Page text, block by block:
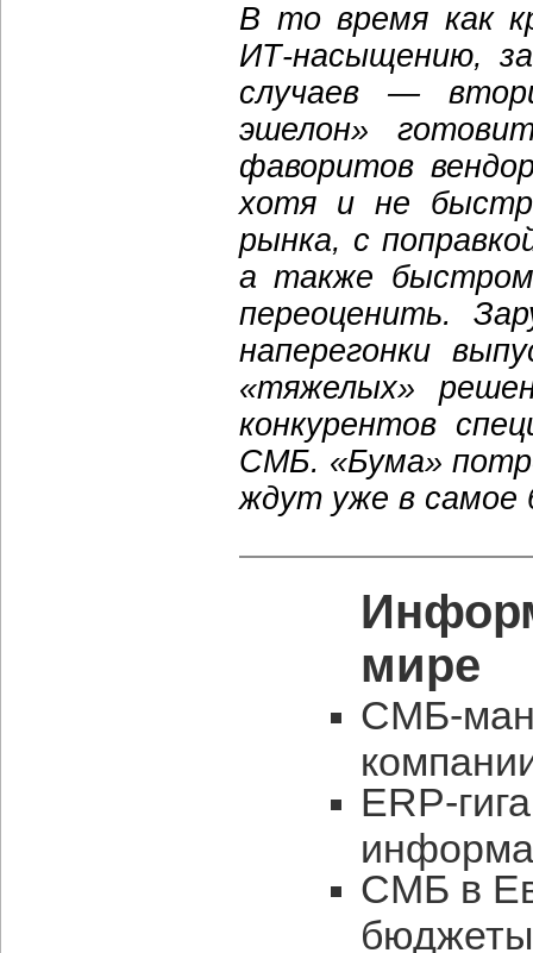
В то время как
ИТ-насыщению,
случаев —
эшелон»
фаворитов
хотя и не
рынка, с
а также
переоценить.
наперегонки
«тяжелых»
конкурентов
СМБ. «Бума»
ждут уже в самое
мире
СМБ-
ERP-
СМБ в
бюджеты